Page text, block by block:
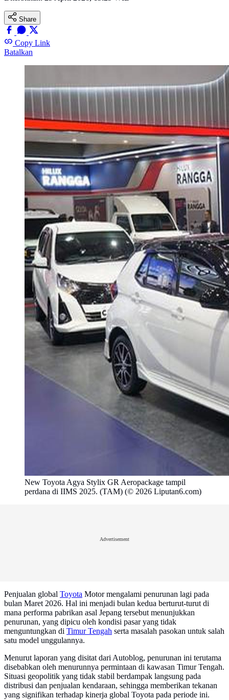
Share
Copy Link
Batalkan
New Toyota Agya Stylix GR Aeropackage tampil
perdana di IIMS 2025. (TAM) (© 2026 Liputan6.com)
Advertisement
Penjualan global Toyota Motor mengalami penurunan lagi pada
bulan Maret 2026. Hal ini menjadi bulan kedua berturut-turut di
mana performa pabrikan asal Jepang tersebut menunjukkan
penurunan, yang dipicu oleh kondisi pasar yang tidak
menguntungkan di Timur Tengah serta masalah pasokan untuk salah
satu model unggulannya.
Menurut laporan yang disitat dari Autoblog, penurunan ini terutama
disebabkan oleh menurunnya permintaan di kawasan Timur Tengah.
Situasi geopolitik yang tidak stabil berdampak langsung pada
distribusi dan penjualan kendaraan, sehingga memberikan tekanan
yang signifikan terhadap kinerja global Toyota pada periode ini.